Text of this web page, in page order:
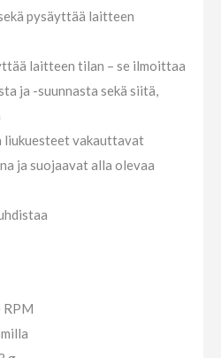
pysäyttää laitteen
laitteen tilan – se ilmoittaa
ja -suunnasta sekä siitä,
liukuesteet vakauttavat
ja suojaavat alla olevaa
RPM